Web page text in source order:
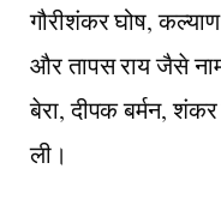
गौरीशंकर घोष,
और तापस राय जैसे
बेरा, दीपक बर्मन,
ली।